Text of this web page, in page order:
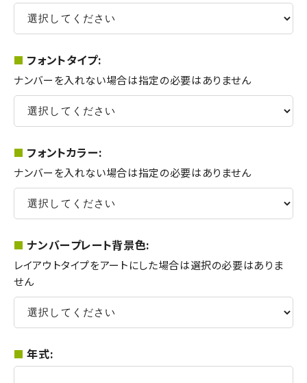
フォントタイプ:
ナンバーを入れない場合は指定の必要はありません
フォントカラー:
ナンバーを入れない場合は指定の必要はありません
ナンバープレート背景色:
レイアウトタイプをアートにした場合は選択の必要はありま
せん
年式: